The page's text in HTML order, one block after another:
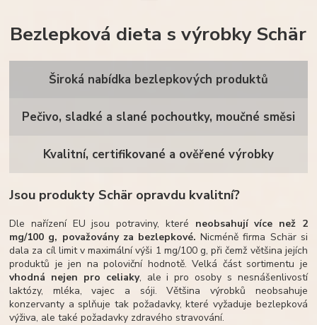
Bezlepková dieta s výrobky Schär
Široká nabídka bezlepkových produktů
Pečivo, sladké a slané pochoutky, moučné směsi
Kvalitní, certifikované a ověřené výrobky
Jsou produkty Schär opravdu kvalitní?
Dle nařízení EU jsou potraviny, které neobsahují více než 2
mg/100 g, považovány za bezlepkové.Nicméně firma Schär si
dala za cíl limit v maximální výši 1 mg/100 g, při čemž většina jejích
produktů je jen na poloviční hodnotě. Velká část sortimentu je
vhodná nejen pro celiaky, ale i pro osoby s nesnášenlivostí
laktózy, mléka, vajec a sóji. Většina výrobků neobsahuje
konzervanty a splňuje tak požadavky, které vyžaduje bezlepková
výživa, ale také požadavky zdravého stravování.